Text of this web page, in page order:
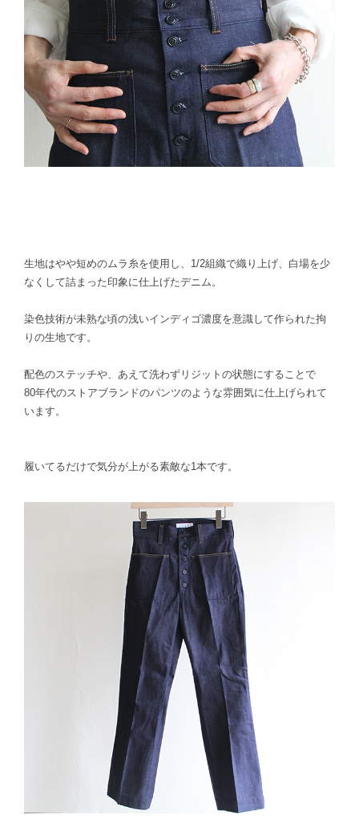
生地はやや短めのムラ糸を使用し、1/2組織で織り上げ、白場を少
なくして詰まった印象に仕上げたデニム。
染色技術が未熟な頃の浅いインディゴ濃度を意識して作られた拘
りの生地です。
配色のステッチや、あえて洗わずリジットの状態にすることで
80年代のストアブランドのパンツのような雰囲気に仕上げられて
います。
履いてるだけで気分が上がる素敵な1本です。